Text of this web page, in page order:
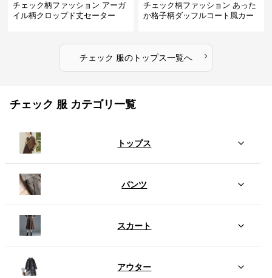
チェック柄ファッション アーガ
イル柄クロップド丈セーター
チェック柄ファッション あった
か格子柄ダッフルコート風カー
チェック 服のトップス一覧へ ›
チェック 服 カテゴリ一覧
トップス
パンツ
スカート
アウター